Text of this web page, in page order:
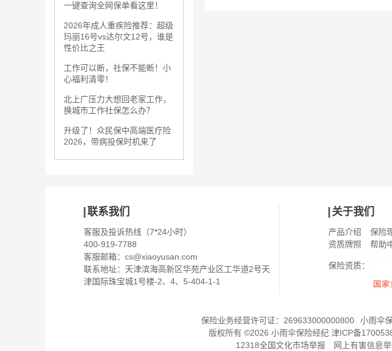
一键查询全网保单看这里！
2026年成人重疾险推荐：超级
玛丽16号vs达尔文12号，谁是
性价比之王
工作可以断，社保不能断！小
心福利清零！
北上广压力大想回老家工作，
换城市工作社保怎么办？
升级了！众民保中高端医疗险
2026，带病投保时机来了
联系我们
客服及投诉热线（7*24小时）
400-919-7788
客服邮箱： cs@xiaoyusan.com
联系地址：天津滨海高新区华苑产业区工华道2号天
津国际珠宝城1号楼-2、4、5-404-1-1
关于我们
产品介绍 保险
资质牌照
帮助
保险资质：
保险业务经营许可证：269633000000800 小雨伞
版权所有 ©2026 小雨伞保险经纪 津ICP备
12318全国文化市场举报
网上有害信息